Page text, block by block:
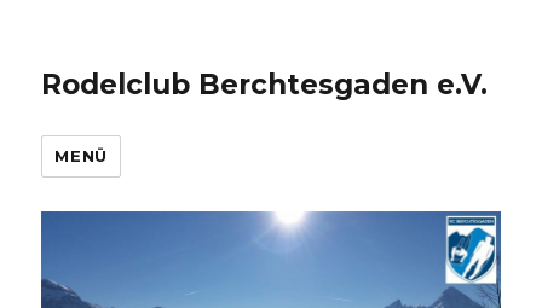
Rodelclub Berchtesgaden e.V.
MENÜ